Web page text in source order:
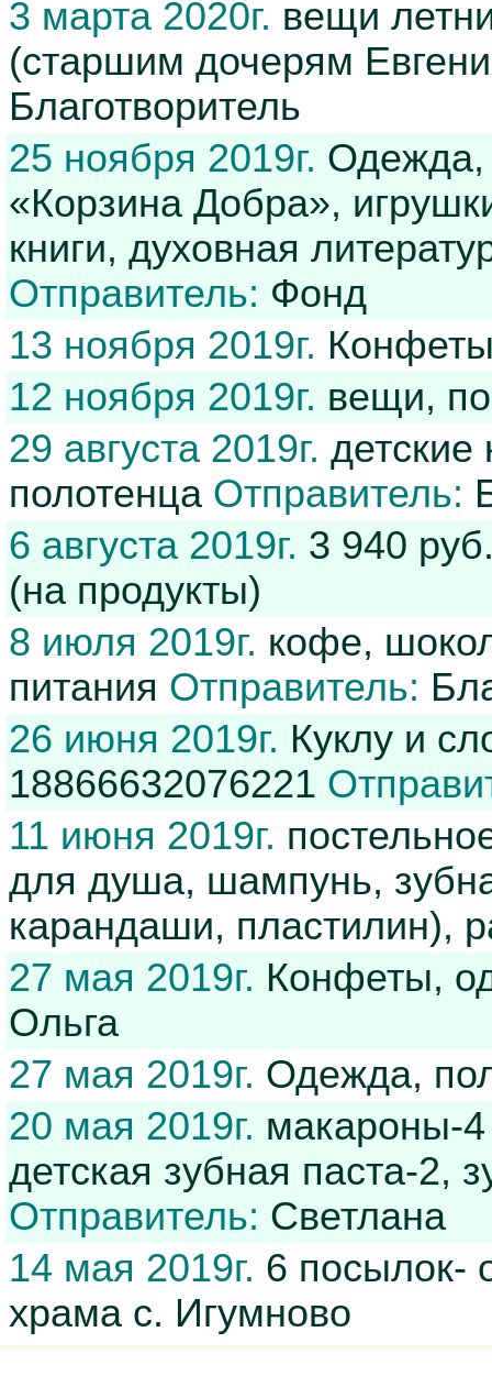
3 марта 2020г. вещи
(старшим дочерям
Благотворитель
25 ноября 2019г. Одежда,
«Корзина Добра»,
книги, духовная
Отправитель: Фонд
13 ноября 2019г.
12 ноября 2019г. вещи,
29 августа 2019г. детские
полотенца Отправитель:
6 августа 2019г. 3 940
(на продукты)
8 июля 2019г. кофе,
питания Отправитель:
26 июня 2019г. Куклу и
18866632076221
11 июня 2019г.
для душа, шампунь,
карандаши, пластилин),
27 мая 2019г. Конфеты,
Ольга
27 мая 2019г. Одежда,
20 мая 2019г. макароны-4
детская зубная паста-2,
Отправитель: Светлана
14 мая 2019г. 6 посылок-
храма с. Игумново